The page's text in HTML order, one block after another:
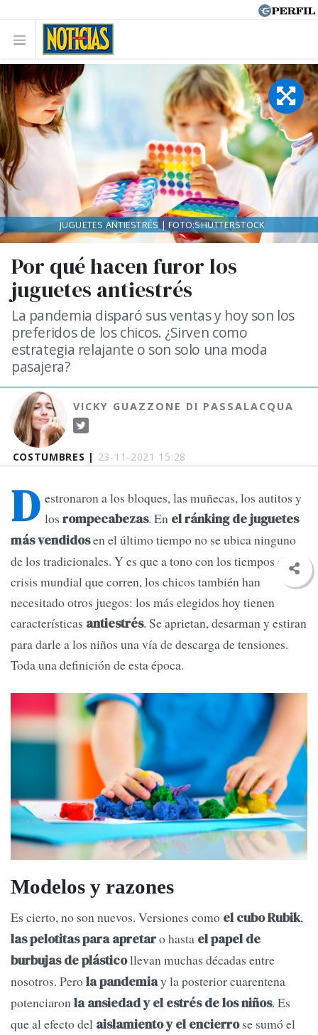
COSTUMBRES | 23-11-2021 15:28
Por qué hacen furor los
juguetes antiestrés
La pandemia disparó sus ventas y hoy son los
preferidos de los chicos. ¿Sirven como
estrategia relajante o son solo una moda
pasajera?
VICKY GUAZZONE DI PASSALACQUA
JUGUETES ANTIESTRÉS | FOTO:SHUTTERSTOCK
D estronaron a los bloques, las muñecas, los autitos y
los rompecabezas. En el ránking de juguetes
más vendidosen el último tiempo no se ubica ninguno
de los tradicionales. Y es que a tono con los tiempos de
crisis mundial que corren, los chicos también han
necesitado otros juegos: los más elegidos hoy tienen
características antiestrés. Se aprietan, desarman y estiran
para darle a los niños una vía de descarga de tensiones.
Toda una definición de esta época.
Modelos y razones
Es cierto, no son nuevos. Versiones como el cubo Rubik,
las pelotitas para apretaro hasta el papel de
burbujas de plásticollevan muchas décadas entre
nosotros. Perola pandemiay la posterior cuarentena
potenciaronla ansiedad y el estrés de los niños. Es
que al efecto del aislamiento y el encierrose sumó el